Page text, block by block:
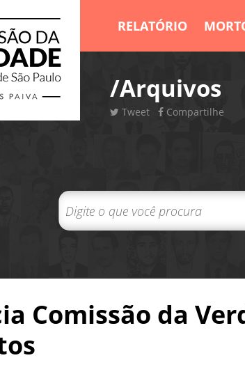
RELATÓRIO
/Arquivos
Tweet Compartilhe
Comissão da